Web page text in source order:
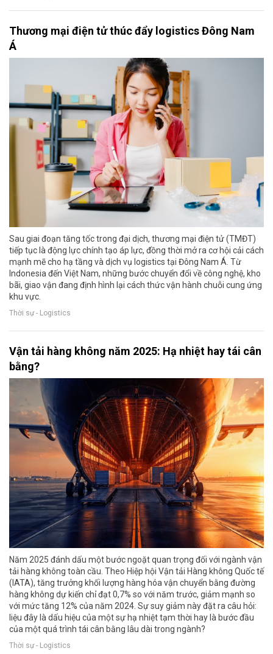
Thương mại điện tử thúc đẩy logistics Đông Nam
Á
Sau giai đoạn tăng tốc trong đại dịch, thương mại điện tử (TMĐT)
tiếp tục là động lực chính tạo áp lực, đồng thời mở ra cơ hội cải cách
mạnh mẽ cho hạ tầng và dịch vụ logistics tại Đông Nam Á. Từ
Indonesia đến Việt Nam, những bước chuyển đổi về công nghệ, kho
bãi, giao vận đang định hình lại cách thức vận hành chuỗi cung ứng
khu vực.
Thời sự - Logistics
Vận tải hàng không năm 2025: Hạ nhiệt hay tái cân
bằng?
Năm 2025 đánh dấu một bước ngoặt quan trọng đối với ngành vận
tải hàng không toàn cầu. Theo Hiệp hội Vận tải Hàng không Quốc tế
(IATA), tăng trưởng khối lượng hàng hóa vận chuyển bằng đường
hàng không dự kiến chỉ đạt 0,7% so với năm trước, giảm mạnh so
với mức tăng 12% của năm 2024. Sự suy giảm này đặt ra câu hỏi:
liệu đây là dấu hiệu của một sự hạ nhiệt tạm thời hay là bước đầu
của một quá trình tái cân bằng lâu dài trong ngành?
Thời sự - Logistics